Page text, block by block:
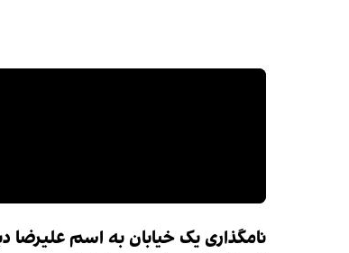
نامگذاری یک خیابان به اسم علیرضا